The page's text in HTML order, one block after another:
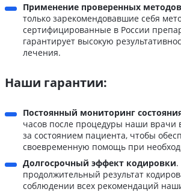
Применение проверенных методов
только зарекомендовавшие себя
сертифицированные в России
гарантирует высокую
лечения.
Наши гарантии:
Постоянный мониторинг
часов после процедуры наши врачи
за состоянием пациента, чтобы
своевременную помощь при
Долгосрочный эффект кодировки
продолжительный результат
соблюдении всех рекомендаций